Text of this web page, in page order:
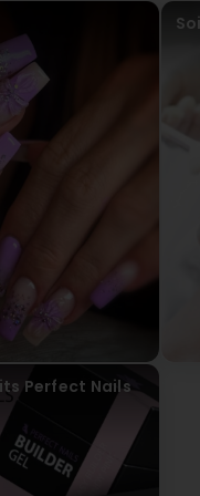
pris deja 20min plus
Mais je ne retournerai
fiddling around trying
Perfect Nails